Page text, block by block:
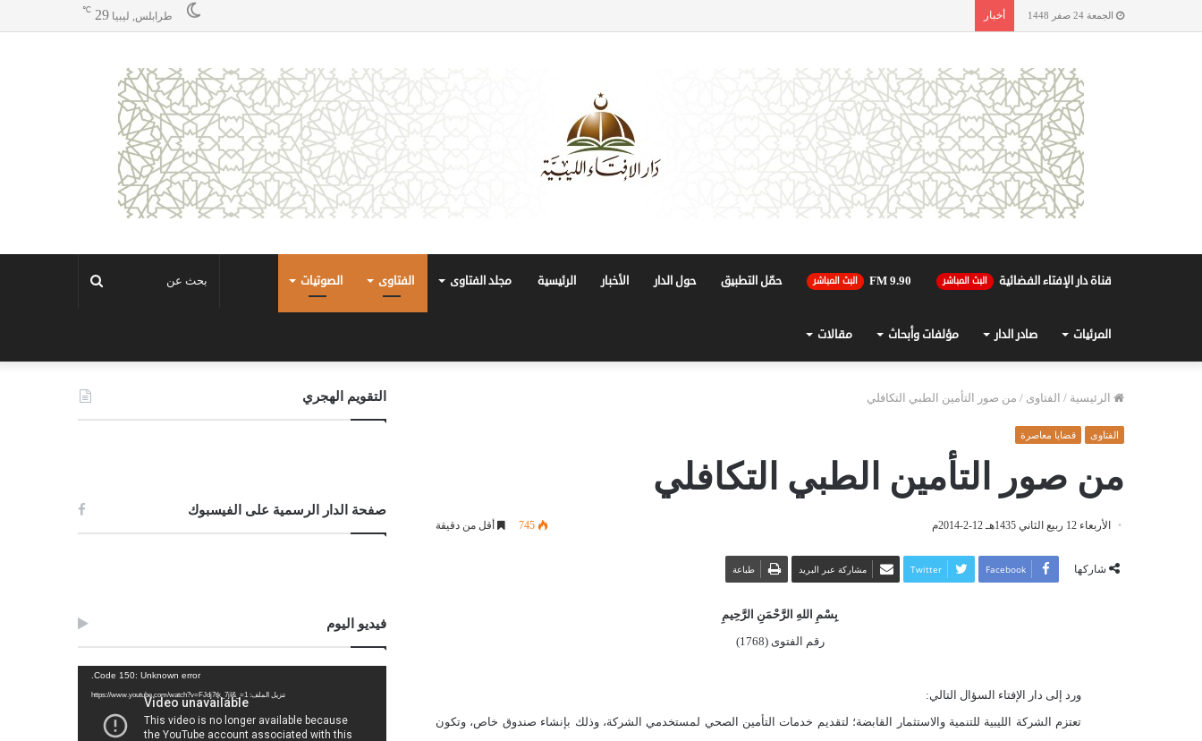
الجمعة 24 صفر 1448 أخبار طرابلس, ليبيا 29
℃
قناة دار الإفتاء الفضائية البث المباشر 90.FM 9 البث المباشر حمّل التطبيق حول الدار الأخبار الرئيسية مجلد الفتاوى الفتاوى الصوتيات
المرئيات صادر الدار مؤلفات وأبحاث مقالات
الرئيسية / الفتاوى / من صور التأمين الطبي التكافلي
الفتاوى قضايا معاصرة
من صور التأمين الطبي التكافلي
الأربعاء 12 ربيع الثاني 1435هـ 12-2-2014م 745 أقل من دقيقة
شاركها Facebook
Twitter مشاركة عبر البريد طباعة
بِسْمِ اللهِ الرَّحْمَنِ الرَّحِيمِ
رقم الفتوى (1768)
ورد إلى دار الإفتاء السؤال التالي:
تعتزم الشركة الليبية للتنمية والاستثمار القابضة؛ لتقديم خدمات التأمين الصحي لمستخدمي الشركة، وذلك بإنشاء صندوق خاص، وتكون
التقويم الهجري
صفحة الدار الرسمية على الفيسبوك
فيديو اليوم
Code 150: Unknown error.
تنزيل الملف: https://www.youtube.com/watch?v=FJdj7tk_7jI&_=1